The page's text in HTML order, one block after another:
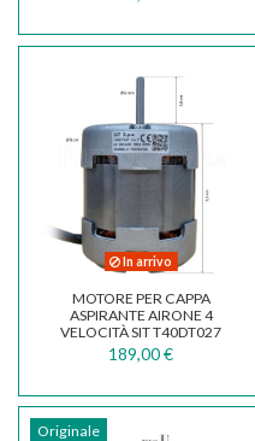
In arrivo
MOTORE PER CAPPA
ASPIRANTE AIRONE 4
VELOCITÀ SIT T40DT027
250W
189,00 €
Originale